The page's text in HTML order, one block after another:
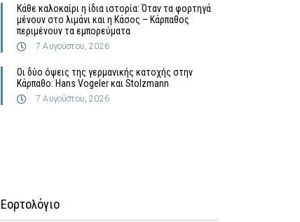
Κάθε καλοκαίρι η ίδια ιστορία: Όταν τα φορτηγά
μένουν στο λιμάνι και η Κάσος – Κάρπαθος
περιμένουν τα εμπορεύματα
7 Αυγούστου, 2026
Οι δύο όψεις της γερμανικής κατοχής στην
Κάρπαθο: Hans Vogeler και Stolzmann
7 Αυγούστου, 2026
Εορτολόγιο